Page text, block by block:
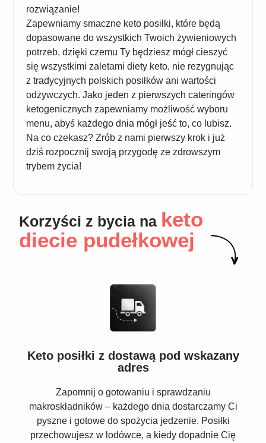
rozwiązanie!
Zapewniamy smaczne keto posiłki, które będą
dopasowane do wszystkich Twoich żywieniowych
potrzeb, dzięki czemu Ty będziesz mógł cieszyć
się wszystkimi zaletami diety keto, nie rezygnując
z tradycyjnych polskich posiłków ani wartości
odżywczych. Jako jeden z pierwszych cateringów
ketogenicznych zapewniamy możliwość wyboru
menu, abyś każdego dnia mógł jeść to, co lubisz.
Na co czekasz? Zrób z nami pierwszy krok i już
dziś rozpocznij swoją przygodę ze zdrowszym
trybem życia!
Korzyści z bycia na keto
diecie pudełkowej
Keto posiłki z dostawą pod wskazany
adres
Zapomnij o gotowaniu i sprawdzaniu
makroskładników – każdego dnia dostarczamy Ci
pyszne i gotowe do spożycia jedzenie. Posiłki
przechowujesz w lodówce, a kiedy dopadnie Cię